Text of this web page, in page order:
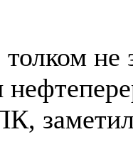
не